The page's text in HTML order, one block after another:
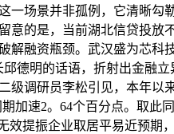
一场景并非孤例，它清晰勾
意的是，当前湖北信贷投放
解融资瓶颈。武汉盛为芯科
邱德明的话语，折射出金融
级调研员李松引见，本年以
期加速2。64个百分点。取
效提振企业取居平易近预期